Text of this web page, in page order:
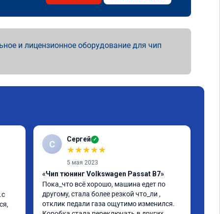
и лицензионное оборудование для чип
С Сергей ✓
★★★★★
5 мая 2023
«Чип тюнинг Volkswagen Passat B7»
Пока_что всё хорошо, машина едет по
другому, стала более резкой что_ли ,
отклик педали газа ощутимо изменился.